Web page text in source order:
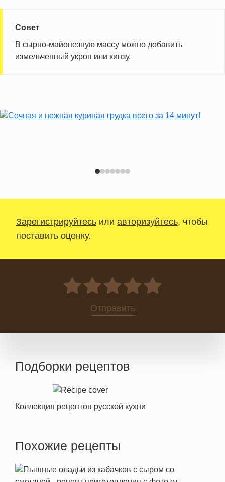
Совет
В сырно-майонезную массу можно добавить
измельченный укроп или кинзу.
Зарегистрируйтесь или авторизуйтесь, чтобы
поставить оценку.
0
Отправить
Подборки рецептов
Коллекция рецептов русской кухни
Похожие рецепты